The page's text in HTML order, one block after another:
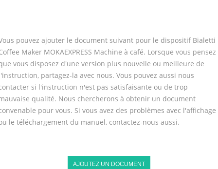
pouvez ajouter le document suivant pour le dispositif Bialetti
Maker MOKAEXPRESS Machine à café. Lorsque vous pensez
vous disposez d'une version plus nouvelle ou meilleure de
partagez-la avec nous. Vous pouvez aussi nous
si l'instruction n'est pas satisfaisante ou de trop
qualité. Nous chercherons à obtenir un document
pour vous. Si vous avez des problèmes avec l'affichage
le téléchargement du manuel, contactez-nous aussi.
AJOUTEZ UN DOCUMENT